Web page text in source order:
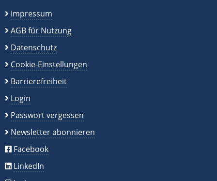
Impressum
AGB für Nutzung
Datenschutz
Cookie-Einstellungen
Barrierefreiheit
Login
Passwort vergessen
Newsletter abonnieren
Facebook
LinkedIn